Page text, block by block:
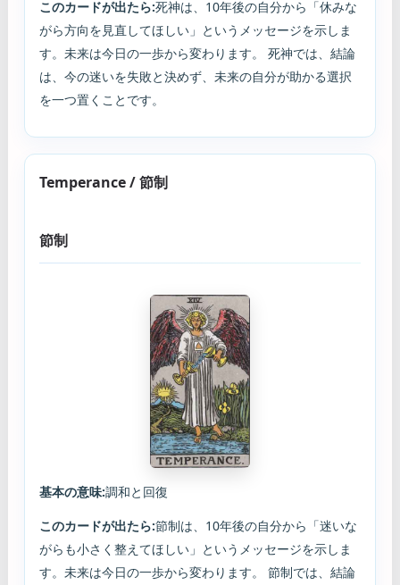
このカードが出たら:死神は、10年後の自分から「休みな
がら方向を見直してほしい」というメッセージを示しま
す。未来は今日の一歩から変わります。 死神では、結論
は、今の迷いを失敗と決めず、未来の自分が助かる選択
を一つ置くことです。
Temperance / 節制
節制
基本の意味:調和と回復
このカードが出たら:節制は、10年後の自分から「迷いな
がらも小さく整えてほしい」というメッセージを示しま
す。未来は今日の一歩から変わります。 節制では、結論